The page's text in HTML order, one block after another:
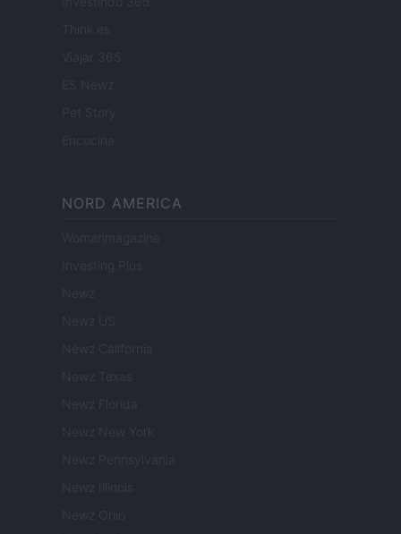
Viajar 365
ES Newz
Pet Story
Encocina
NORD AMERICA
Womanmagazine
Investing Plus
Newz
Newz US
Newz California
Newz Texas
Newz Florida
Newz New York
Newz Pennsylvania
Newz Illinois
Newz Ohio